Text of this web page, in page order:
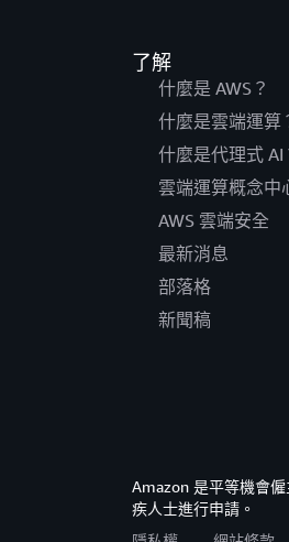
了解
什麼是 AWS？
什麼是雲端運算
什麼是代理式 AI
雲端運算概念中
AWS 雲端安全
最新消息
部落格
新聞稿
Amazon 是平等機會
疾人士進行申請。